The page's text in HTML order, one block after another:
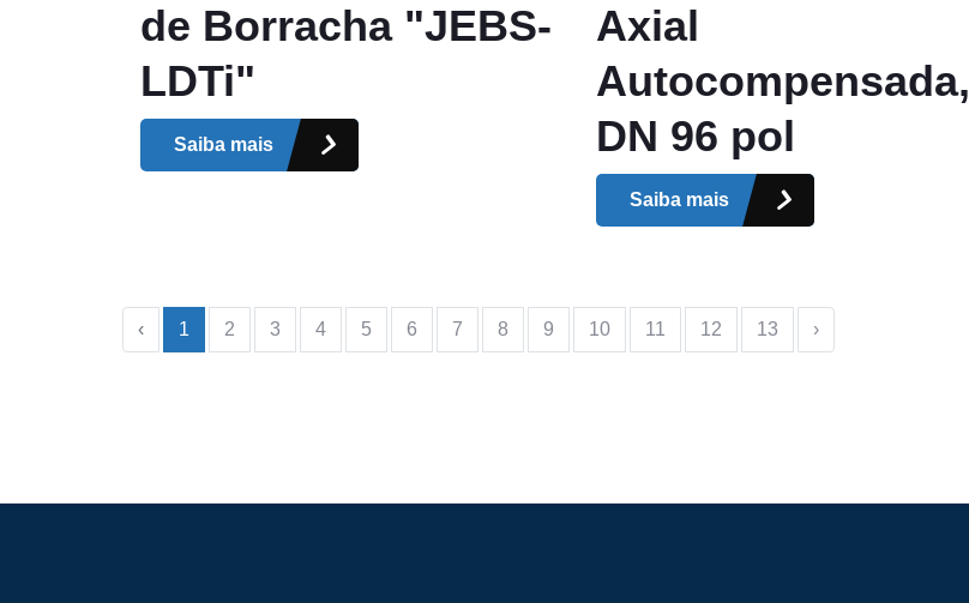
de Borracha "JEBS-
LDTi"
Saiba mais
Axial
Autocompensada,
DN 96 pol
Saiba mais
‹ 1 2 3 4 5 6 7 8 9 10 11 12 13 ›